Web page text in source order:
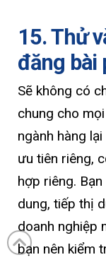
15. Thử
đăng bài
Sẽ không có
chung cho
ngành hàng
ưu tiên riêng,
hợp riêng.
dung, tiếp thị
doanh nghiệp
bạn nên kiểm